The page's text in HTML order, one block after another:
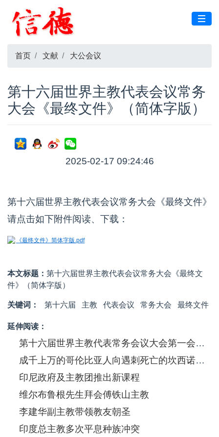
首页 文献 大公会议
第十六届世界主教代表会议常务
大会《最终文件》（简体字版）
2025-02-17 09:24:46
第十六届世界主教代表会议常务大会《最终文件》
请点击如下附件阅读、下载：
《最终文件》简体字版.pdf
本文标题： 第十六届世界主教代表会议常务大会《最终文
件》（简体字版）
关键词： 第十六届 主教 代表会议 常务大会 最终文件
延伸阅读：
第十六届世界主教代表常务会议大会第一会期的《工作文件》（2023年10月）
成千上万的哥伦比亚人向遇刺死亡的坎西诺总主教致最后敬礼
印尼政府及主教团推出新课程
维尔布鲁根先生拜会傅铁山主教
李建华副主教带领教友朝圣
印度总主教多次平息种族冲突